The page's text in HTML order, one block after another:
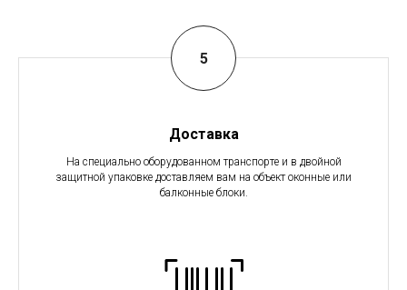
Доставка
На специально оборудованном транспорте и в двойной
защитной упаковке доставляем вам на объект оконные или
балконные блоки.